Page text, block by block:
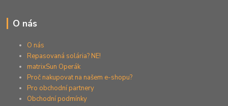
O nás
O nás
Repasovaná solária? NE!
matrixSun Operák
Proč nakupovat na našem e-shopu?
Pro obchodní partnery
Obchodní podmínky